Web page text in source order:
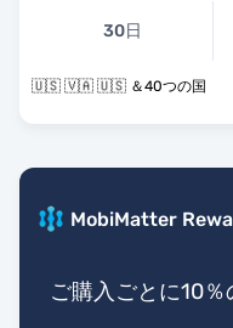
30日
🇺🇸 🇻🇦 🇺🇸 ＆40つの国
MobiMatter
ご購入ごとに10